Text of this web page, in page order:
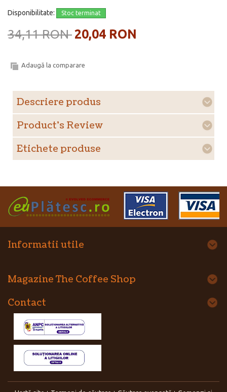
Disponibilitate: Stoc terminat
34,11 RON20,04 RON
Adaugă la comparare
Descriere produs
Product's Review
Etichete produse
Informatii utile
Magazine The Coffee Shop
Contact